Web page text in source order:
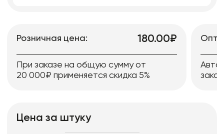
Розничная цена: 180.00₽
При заказе на общую сумму от
20 000₽ применяется скидка 5%
Цена за штуку